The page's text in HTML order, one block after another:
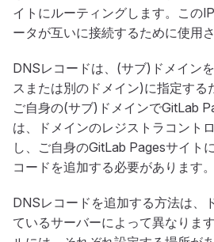
イトにルーティングします。この
ータが互いに接続するために使用さ
DNSレコードは、(サブ)ドメイン
スまたは別のドメイン)に指定する
ご自身の(サブ)ドメインでGitLab
は、ドメインのレジストラコント
し、ご自身のGitLab Pagesサイト
コードを追加する必要があります。
DNSレコードを追加する方法は、
ているサーバーによって異なりま